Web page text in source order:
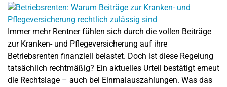
Immer mehr Rentner fühlen sich durch die vollen Beiträge
zur Kranken- und Pflegeversicherung auf ihre
Betriebsrenten finanziell belastet. Doch ist diese Regelung
tatsächlich rechtmäßig? Ein aktuelles Urteil bestätigt erneut
die Rechtslage – auch bei Einmalauszahlungen. Was das